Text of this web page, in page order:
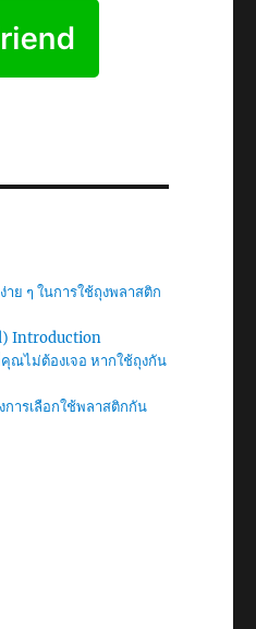
ย ๆ ในการใช้ถุงพลาสติก
Introduction
ณไม่ต้องเจอ หากใช้ถุงกัน
ารเลือกใช้พลาสติกกัน